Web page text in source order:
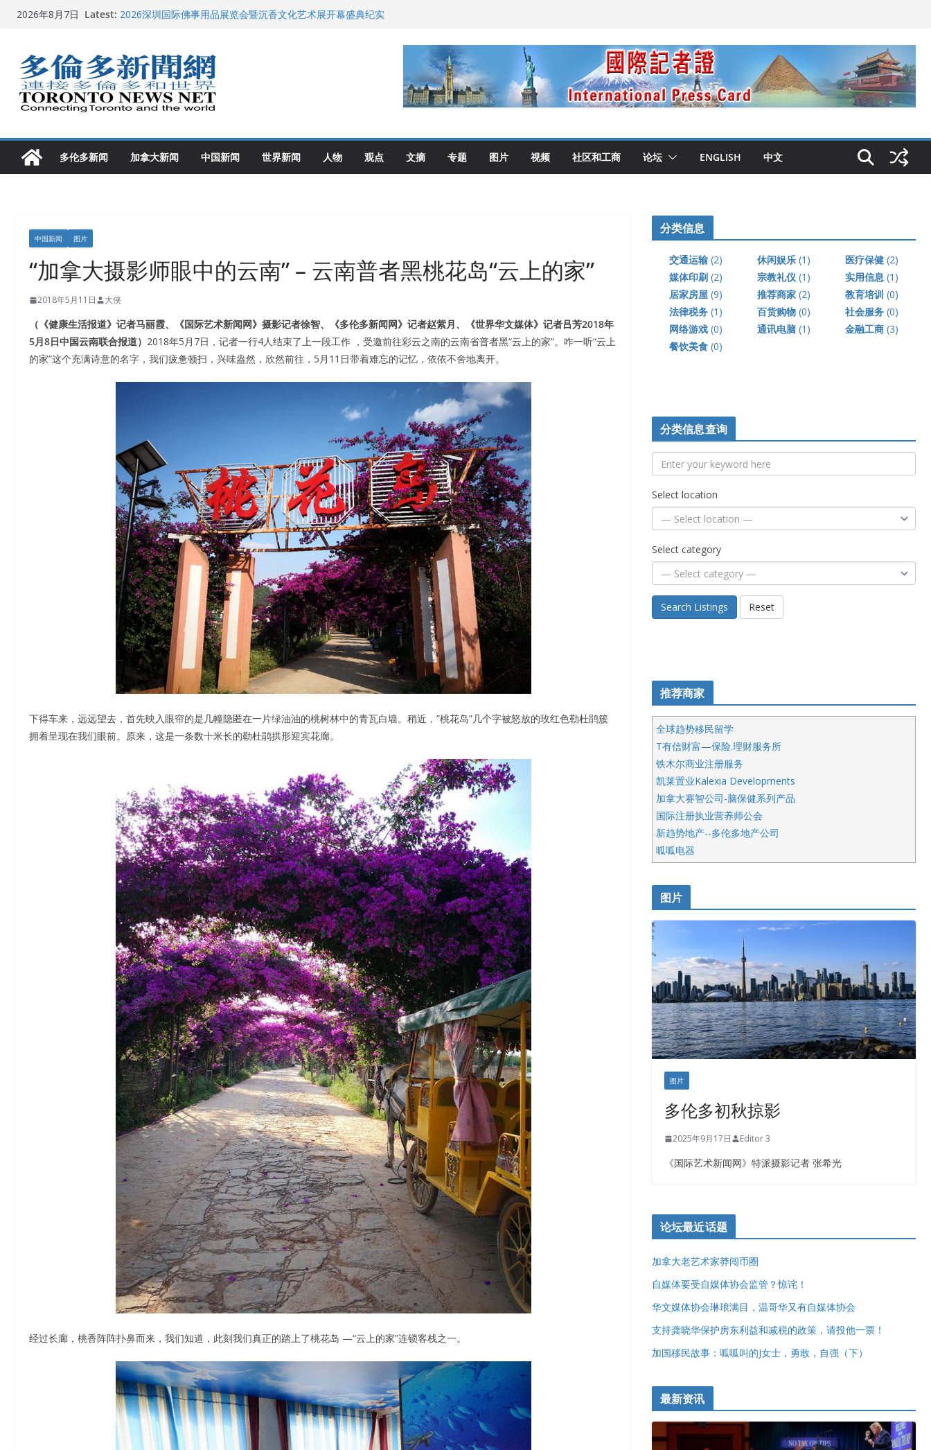
Skip2026年8月7日 Latest: 2026深圳国际佛事用品展览会暨沉香文化艺术展开幕盛典纪实
2026加拿大青少年儿童绘画比赛颁奖典礼多伦多举行
龚晓华参加多伦多骄傲大游行 与市民分享竞选理念
多伦多市长选举拉开帷幕 多名华人候选人宣布角逐
多伦多新闻 加拿大新闻 中国新闻 世界新闻 人物 观点 文摘 专题 图片 视频 社区和工商 论坛 ENGLISH 中文
中国新闻 图片
“加拿大摄影师眼中的云南” – 云南普者黑桃花岛“云上的家”
2018年5月11日 大侠
（《健康生活报道》记者马丽霞、《国际艺术新闻网》摄影记者徐智、《多伦多新闻网》记者赵紫月、《世界华文媒体》记者吕芳2018年
5月8日中国云南联合报道） 2018年5月7日，记者一行4人结束了上一段工作 ，受邀前往彩云之南的云南省普者黑“云上的家”。咋一听“云上
的家”这个充满诗意的名字，我们疲惫顿扫，兴味盎然，欣然前往，5月11日带着难忘的记忆，依依不舍地离开。
下得车来，远远望去，首先映入眼帘的是几幢隐匿在一片绿油油的桃树林中的青瓦白墙。稍近，”桃花岛”几个字被怒放的玫红色勒杜鹃簇
拥着呈现在我们眼前。原来，这是一条数十米长的勒杜鹃拱形迎宾花廊。
经过长廊，桃香阵阵扑鼻而来，我们知道，此刻我们真正的踏上了桃花岛 —“云上的家”连锁客栈之一。
分类信息
交通运输 (2) 休闲娱乐 (1) 医疗保健 (2)
媒体印刷 (2) 宗教礼仪 (1) 实用信息 (1)
居家房屋 (9) 推荐商家 (2) 教育培训 (0)
法律税务 (1) 百货购物 (0) 社会服务 (0)
网络游戏 (0) 通讯电脑 (1) 金融工商 (3)
餐饮美食 (0)
分类信息查询
Select location
Select category
Search Listings Reset
推荐商家
全球趋势移民留学
T有信财富—保险.理财服务所
铁木尔商业注册服务
凯莱置业Kalexia Developments
加拿大赛智公司-脑保健系列产品
国际注册执业营养师公会
新趋势地产--多伦多地产公司
呱呱电器
开明车行KS CAR SALES & SERVICE
皇后金融集团
铁木尔商业注册服务
图片
图片
多伦多初秋掠影
2025年9月17日 Editor 3
《国际艺术新闻网》特派摄影记者 张希光
论坛最近话题
加拿大老艺术家莽闯币圈
自媒体要受自媒体协会监管？惊诧！
华文媒体协会琳琅满目，温哥华又有自媒体协会
支持龚晓华保护房东利益和减税的政策，请投他一票！
加国移民故事：呱呱叫的J女士，勇敢，自强（下）
最新资讯